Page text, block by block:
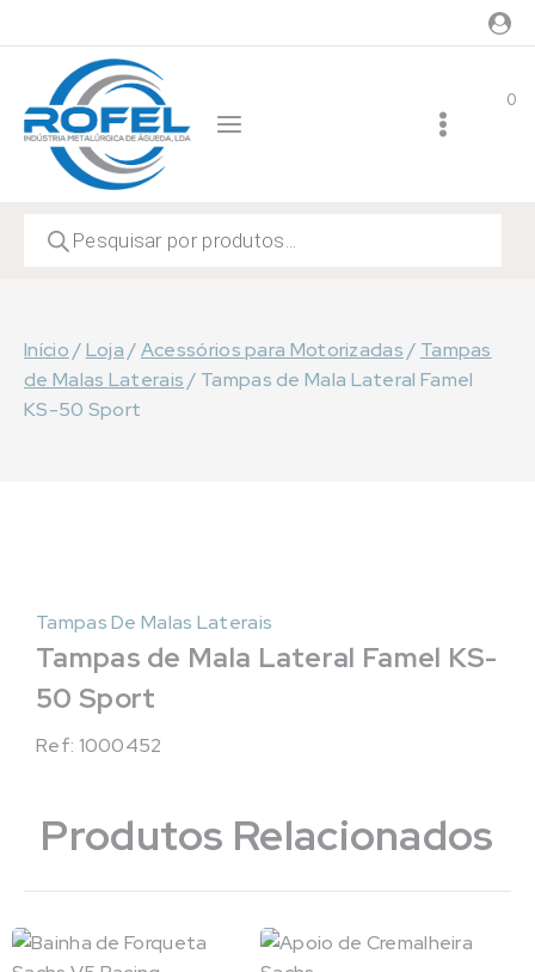
to
content
0
search
Início/Loja /Acessórios para Motorizadas / Tampas
de Malas Laterais / Tampas de Mala Lateral Famel
KS-50 Sport
Tampas De Malas Laterais
Tampas de Mala Lateral Famel KS-
50 Sport
Ref: 1000452
Produtos Relacionados